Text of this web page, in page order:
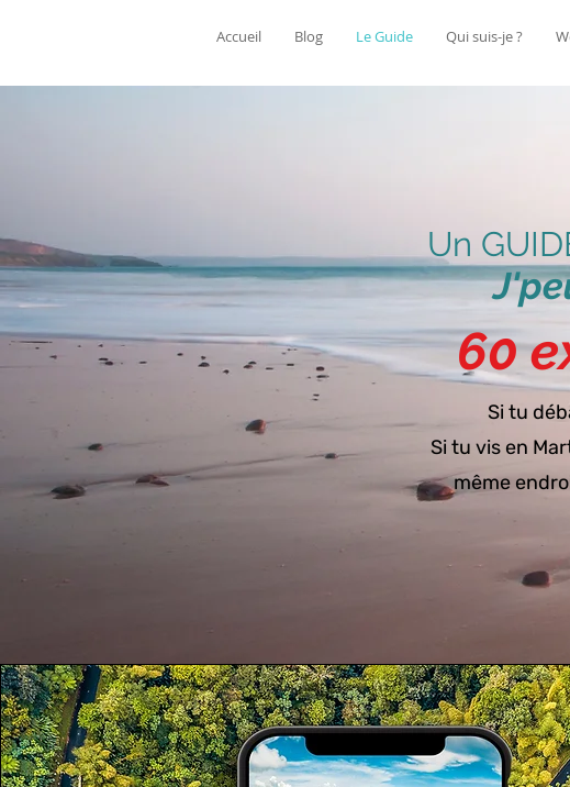
Accueil Blog Le Guide Qui suis-je ?
Un
60
Si tu
Si tu vis en
même